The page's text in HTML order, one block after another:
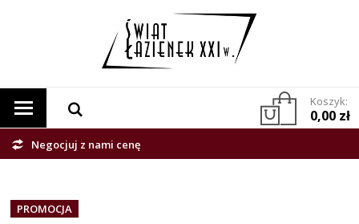
Koszyk:
0,00 zł
Negocjuj z nami cenę
PROMOCJA